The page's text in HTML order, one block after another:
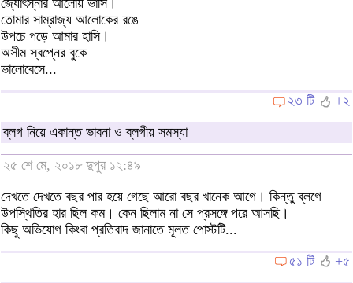
জ্যোৎস্নার আলোয় ভাসি।
তোমার সাম্রাজ্য আলোকের রঙে
উপচে পড়ে আমার হাসি।
অসীম স্বপ্নের বুকে
ভালোবেসে...
২৩ টি
+২
ব্লগ নিয়ে একান্ত ভাবনা ও ব্লগীয় সমস্যা
২৫ শে মে, ২০১৮ দুপুর ১২:৪৯
দেখতে দেখতে বছর পার হয়ে গেছে আরো বছর খানেক আগে। কিন্তু ব্লগে
উপস্থিতির হার ছিল কম। কেন ছিলাম না সে প্রসঙ্গে পরে আসছি।
কিছু অভিযোগ কিংবা প্রতিবাদ জানাতে মূলত পোস্টটি...
৫১ টি
+৫